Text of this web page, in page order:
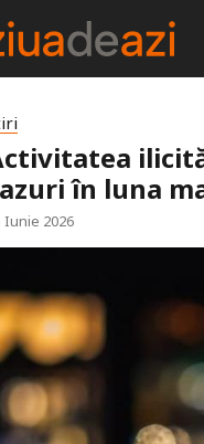
în luna
Iunie 2026